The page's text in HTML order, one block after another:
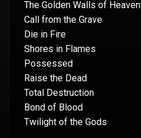
The Golden Walls of Heaven
Call from the Grave
Die in Fire
Shores in Flames
Possessed
Raise the Dead
Total Destruction
Bond of Blood
Twilight of the Gods